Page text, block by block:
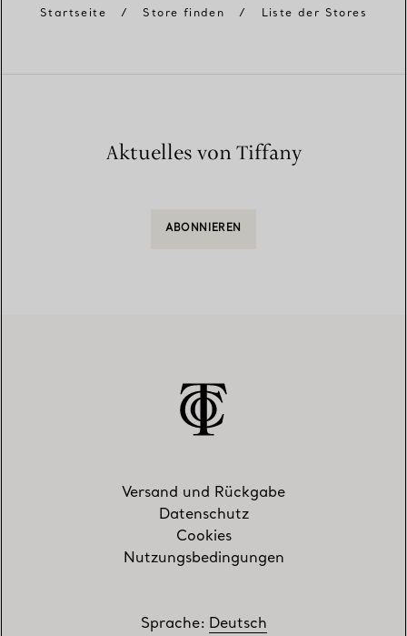
Startseite / Store finden / Liste der Stores
Aktuelles von Tiffany
ABONNIEREN
Versand und Rückgabe
Datenschutz
Cookies
Nutzungsbedingungen
Sprache: Deutsch